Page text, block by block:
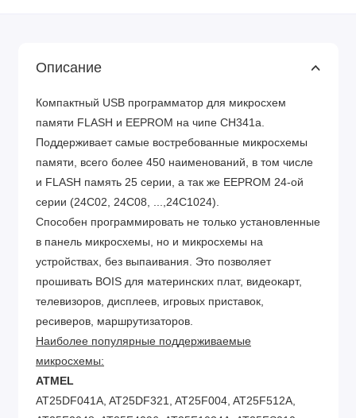
Описание
Компактный USB программатор для микросхем
памяти FLASH и EEPROM на чипе CH341a.
Поддерживает самые востребованные микросхемы
памяти, всего более 450 наименований, в том числе
и FLASH память 25 серии, а так же EEPROM 24-ой
серии (24C02, 24C08, ...,24C1024).
Способен программировать не только установленные
в панель микросхемы, но и микросхемы на
устройствах, без выпаивания. Это позволяет
прошивать BOIS для материнских плат, видеокарт,
телевизоров, дисплеев, игровых приставок,
ресиверов, маршрутизаторов.
Наиболее популярные поддерживаемые
микросхемы:
ATMEL
AT25DF041A, AT25DF321, AT25F004, AT25F512A,